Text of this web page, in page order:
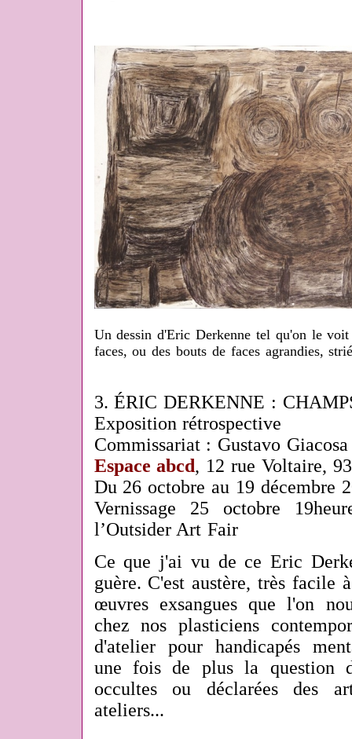
Un dessin d'Eric Derkenne tel qu'on le
faces, ou des bouts de faces agrandies,
3. ÉRIC DERKENNE :
Exposition rétrospective
Commissariat : Gustavo Giacosa
Espace abcd, 12 rue Voltaire,
Du 26 octobre au 19 décembre
Vernissage 25 octobre
l’Outsider Art Fair
Ce que j'ai vu de ce Eric
guère. C'est austère, très facile
œuvres exsangues que l'on
chez nos plasticiens
d'atelier pour handicapés
une fois de plus la question
occultes ou déclarées des
ateliers...